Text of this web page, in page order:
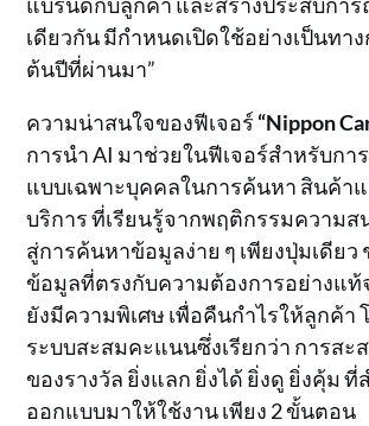
เดียวกัน มีกำหนดเปิดใช้อย่างเป็นทาง
ต้นปีที่ผ่านมา”
ความน่าสนใจของฟีเจอร์ “Nippon
การนำ AI มาช่วยในฟีเจอร์สำหรับกา
แบบเฉพาะบุคคลในการค้นหา สินค้า
บริการ ที่เรียนรู้จากพฤติกรรมความส
สู่การค้นหาข้อมูลง่าย ๆ เพียงปุ่มเดียว
ข้อมูลที่ตรงกับความต้องการอย่างแท้
ยังมีความพิเศษ เพื่อคืนกำไรให้ลูกค้า
ระบบสะสมคะแนนซึ่งเรียกว่า การสะ
ของรางวัล ยิ่งแลก ยิ่งได้ ยิ่งดู ยิ่งคุ้ม ที่
ออกแบบมาให้ใช้งาน เพียง 2 ขั้นตอน